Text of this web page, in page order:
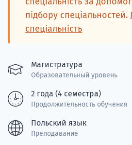
підбору спеціальностей.
спеціальність
Магистратура
Образовательный уровень
2 года (4 семестра)
Продолжительность обучения
Польский язык
Преподавание